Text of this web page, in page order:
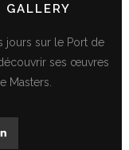
GALLERY
jours sur le Port de
ses œuvres
Masters.